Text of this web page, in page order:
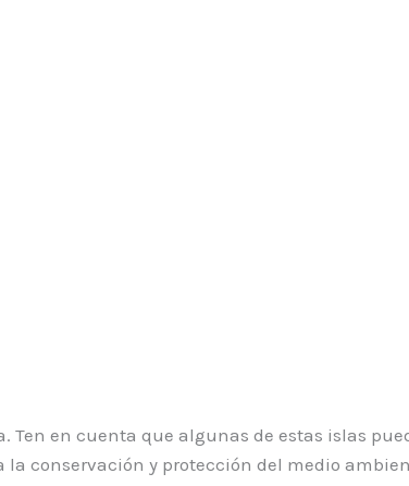
Ten en cuenta que algunas de estas islas
conservación y protección del medio